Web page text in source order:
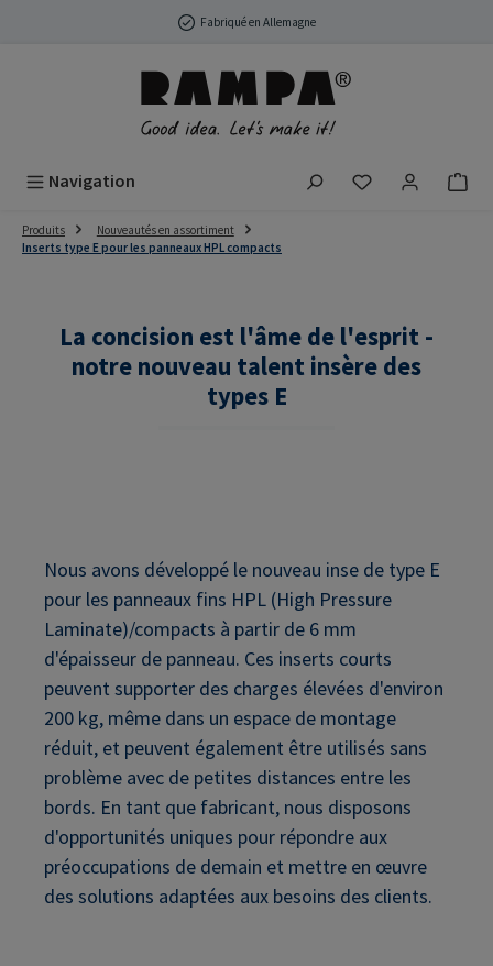
Passer au contenu principalFabriqué en Allemagne
Navigation Vous avez 0
Produits
Nouveautés en assortiment
Inserts type E pour les panneaux HPL compacts
La concision est l'âme de l'esprit -
notre nouveau talent insère des
types E
Nous avons développé le nouveau inse de type E
pour les panneaux fins HPL (High Pressure
Laminate)/compacts à partir de 6 mm
d'épaisseur de panneau. Ces inserts courts
peuvent supporter des charges élevées d'environ
200 kg, même dans un espace de montage
réduit, et peuvent également être utilisés sans
problème avec de petites distances entre les
bords. En tant que fabricant, nous disposons
d'opportunités uniques pour répondre aux
préoccupations de demain et mettre en œuvre
des solutions adaptées aux besoins des clients.